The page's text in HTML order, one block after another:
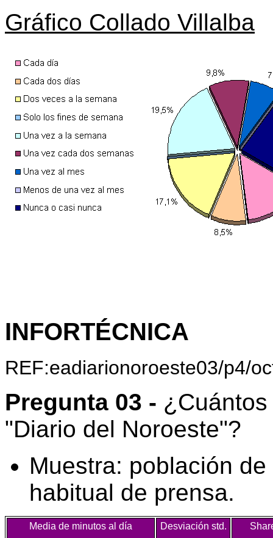
Gráfico Collado Villalba
INFORTÉCNICA
REF:eadiarionoroeste03/p4/
Pregunta 03 -
"Diario del Noroeste"?
Muestra: población
habitual de prensa.
Media de minutos al día
Desviación std.